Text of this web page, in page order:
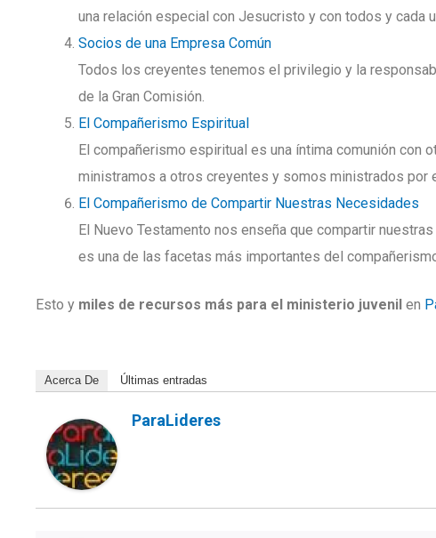
una relación especial con Jesucristo y con todos y cada
Socios de una Empresa Común
Todos los creyentes tenemos el privilegio y la
de la Gran Comisión.
El Compañerismo Espiritual
El compañerismo espiritual es una íntima comunión con
ministramos a otros creyentes y somos ministrados por
El Compañerismo de Compartir Nuestras Necesidades
El Nuevo Testamento nos enseña que compartir
es una de las facetas más importantes del
Esto y miles de recursos más para el ministerio juvenil en
Acerca De Últimas entradas
ParaLideres